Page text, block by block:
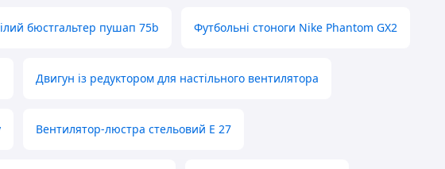
бюстгальтер пушап 75b Футбольні стоноги Nike Phantom GX2
Двигун із редуктором для настільного вентилятора
Вентилятор-люстра стельовий E 27